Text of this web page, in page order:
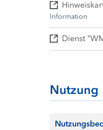
Information
Dienst
Nutzung